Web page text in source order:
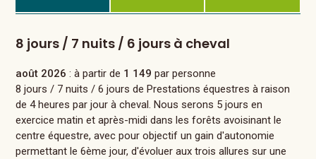
8 jours / 7 nuits / 6 jours à cheval
août 2026 : à partir de 1 149 par personne
8 jours / 7 nuits / 6 jours de Prestations équestres à raison
de 4 heures par jour à cheval. Nous serons 5 jours en
exercice matin et après-midi dans les forêts avoisinant le
centre équestre, avec pour objectif un gain d'autonomie
permettant le 6ème jour, d'évoluer aux trois allures sur une